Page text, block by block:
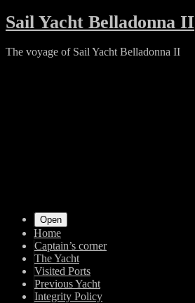
Skip
to
Sail Yacht Belladonna II
The voyage of Sail Yacht Belladonna II
Primary
Navigation
Open
Home
Captain’s corner
The Yacht
Visited Ports
Previous Yacht
Integrity Policy